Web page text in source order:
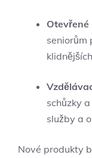
Otevřené
seniorům
schůzky
služby a
Nové produkty